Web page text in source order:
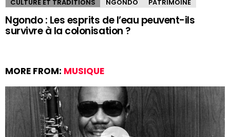
CULTURE ET TRADITIONS NGONDO PATRIMOINE
Ngondo : Les esprits de l’eau peuvent-ils
survivre à la colonisation ?
MORE FROM: MUSIQUE